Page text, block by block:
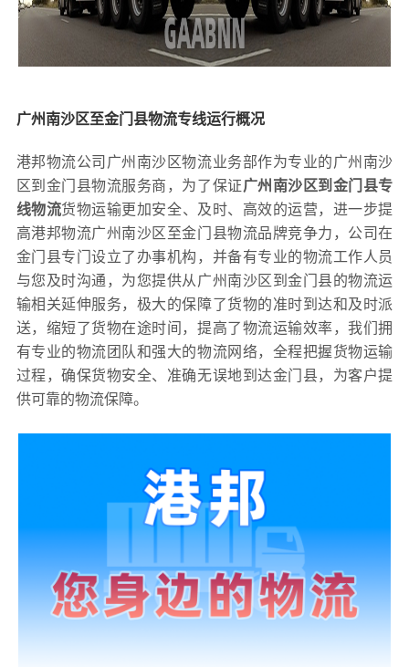
广州南沙区至金门县物流专线运行概况
港邦物流公司广州南沙区物流业务部作为专业的广州南沙
区到金门县物流服务商，为了保证广州南沙区到金门县专
线物流货物运输更加安全、及时、高效的运营，进一步提
高港邦物流广州南沙区至金门县物流品牌竞争力，公司在
金门县专门设立了办事机构，并备有专业的物流工作人员
与您及时沟通，为您提供从广州南沙区到金门县的物流运
输相关延伸服务，极大的保障了货物的准时到达和及时派
送，缩短了货物在途时间，提高了物流运输效率，我们拥
有专业的物流团队和强大的物流网络，全程把握货物运输
过程，确保货物安全、准确无误地到达金门县，为客户提
供可靠的物流保障。